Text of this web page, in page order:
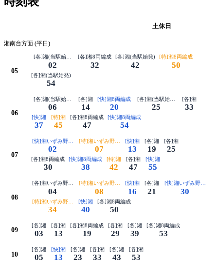
土休日
湘南台方面 (平日)
05
[各]湘(当駅始発)8両編成
02
[各]湘8両編成
32
[各]湘(当駅始発)
42
[特]湘8両編成
50
[各]湘(当駅始発)
54
06
[各]湘(当駅始発)8両編成
06
[各]湘
14
[快]湘8両編成
20
[各]湘(当駅始発)8両編成
25
[各]湘
33
[快]湘
37
[特]湘
45
[各]湘8両編成
47
[快]湘8両編成
54
07
[快]湘いずみ野で特急に接続
02
[特]湘いずみ野で快速に接続8両編成
07
[快]湘
13
[各]湘
19
[各]湘
25
[各]湘8両編成
30
[快]湘8両編成
38
[特]湘
42
[各]湘
47
[快]湘
55
08
[各]湘いずみ野で特急に接続8両編成
04
[特]湘いずみ野で各停に接続
08
[快]湘
16
[各]湘
21
[快]湘いずみ野で特急
30
[特]湘いずみ野で快速に接続
34
[快]湘
40
[各]湘8両編成
50
09
[各]湘
03
[各]湘
13
[各]湘8両編成
19
[各]湘
29
[各]湘
39
[各]湘8両編成
53
10
[各]湘
05
[快]湘
13
[各]湘
23
[各]湘
33
[各]湘
43
[各]湘
53